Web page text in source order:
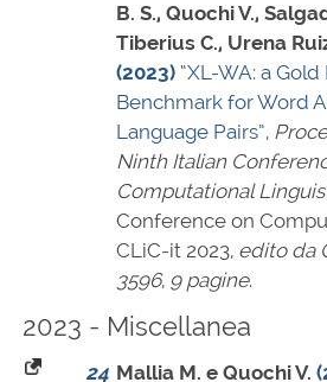
B. S., Quochi V.,
Tiberius C., Urena
(2023) “XL-WA: a
Benchmark for Word
Language Pairs”,
Ninth Italian
Computational
Conference on
CLiC-it 2023, edito da
3596, 9 pagine.
2023 - Miscellanea
24 Mallia M. e Quochi V.